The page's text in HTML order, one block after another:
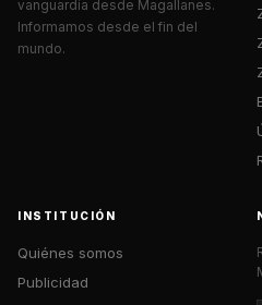
vanguardia desde Magallanes.
Informamos desde el fin del
mundo.
INSTITUCIÓN
Quiénes somos
Publicidad